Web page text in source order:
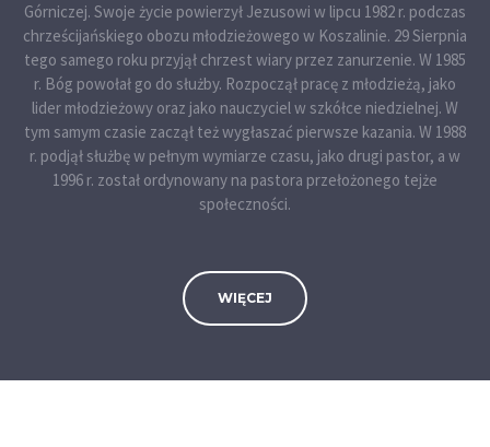
Górniczej. Swoje życie powierzył Jezusowi w lipcu 1982 r. podczas
chrześcijańskiego obozu młodzieżowego w Koszalinie. 29 Sierpnia
tego samego roku przyjął chrzest wiary przez zanurzenie. W 1985
r. Bóg powołał go do służby. Rozpoczął pracę z młodzieżą, jako
lider młodzieżowy oraz jako nauczyciel w szkółce niedzielnej. W
tym samym czasie zaczął też wygłaszać pierwsze kazania. W 1988
r. podjął służbę w pełnym wymiarze czasu, jako drugi pastor, a w
1996 r. został ordynowany na pastora przełożonego tejże
społeczności.
WIĘCEJ